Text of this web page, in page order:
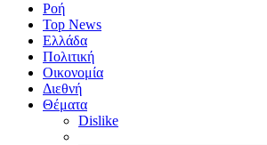
Ροή
Top News
Ελλάδα
Πολιτική
Οικονομία
Διεθνή
Θέματα
Dislike